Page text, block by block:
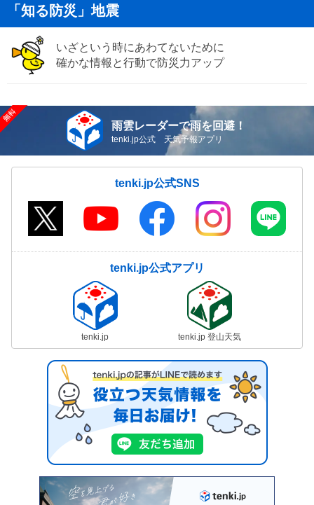
「知る防災」地震
いざという時にあわてないために
確かな情報と行動で防災力アップ
雨雲レーダーで雨を回避！
tenki.jp公式 天気予報アプリ
tenki.jp公式SNS
tenki.jp公式アプリ
tenki.jp tenki.jp 登山天気